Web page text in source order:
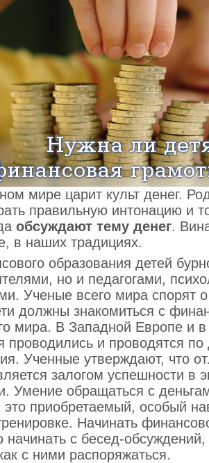
мире царит культ денег.
правильную интонацию и
обсуждают тему денег.
в наших традициях.
образования детей
но и педагогами,
Ученые всего мира спорят
должны знакомиться с
мира. В Западной Европе и
проводились и проводятся
Ученные утверждают, что
залогом успешности в
Умение обращаться с
это приобретаемый, особый
Начинать
начинать с бесед-обсуждений,
с ними распоряжаться.